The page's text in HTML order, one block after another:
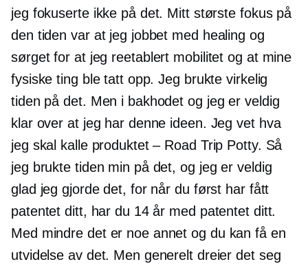
jeg fokuserte ikke på det. Mitt største fokus på
den tiden var at jeg jobbet med healing og
sørget for at jeg reetablert mobilitet og at mine
fysiske ting ble tatt opp. Jeg brukte virkelig
tiden på det. Men i bakhodet og jeg er veldig
klar over at jeg har denne ideen. Jeg vet hva
jeg skal kalle produktet – Road Trip Potty. Så
jeg brukte tiden min på det, og jeg er veldig
glad jeg gjorde det, for når du først har fått
patentet ditt, har du 14 år med patentet ditt.
Med mindre det er noe annet og du kan få en
utvidelse av det. Men generelt dreier det seg